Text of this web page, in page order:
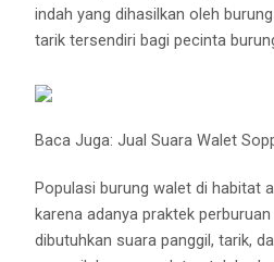
indah yang dihasilkan oleh
tarik tersendiri bagi pecinta
Baca Juga:Jual Suara Walet
Populasi burung walet di habitat
karena adanya praktek
dibutuhkan suara panggil, tarik,